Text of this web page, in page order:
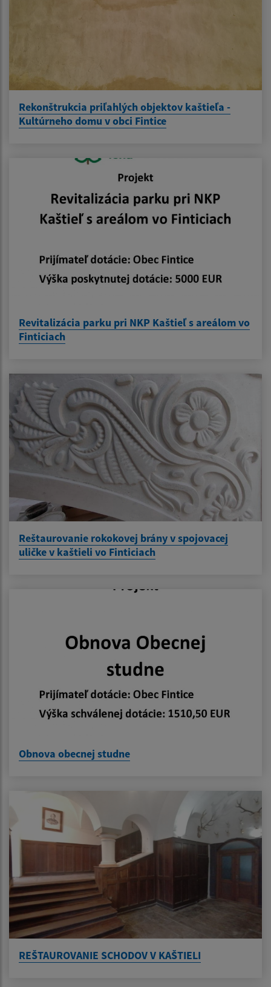
Rekonštrukcia priľahlých objektov kaštieľa -
Kultúrneho domu v obci Fintice
Revitalizácia parku pri NKP Kaštieľ s areálom vo
Finticiach
Reštaurovanie rokokovej brány v spojovacej
uličke v kaštieli vo Finticiach
Obnova obecnej studne
REŠTAUROVANIE SCHODOV V KAŠTIELI